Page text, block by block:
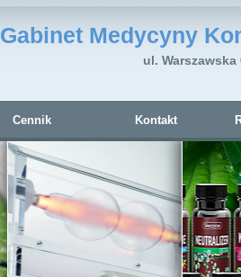
Cennik Kontakt
Gabinet Medycyny
ul.